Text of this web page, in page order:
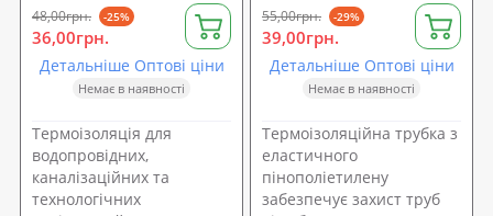
48,00грн. -25%
36,00грн.
Детальніше Оптові ціни
Немає в наявності
Термоізоляція для
водопровідних,
каналізаційних та
технологічних
55,00грн. -29%
39,00грн.
Детальніше Оптові ціни
Немає в наявності
Термоізоляційна трубка з
еластичного
пінополіетилену
забезпечує захист труб